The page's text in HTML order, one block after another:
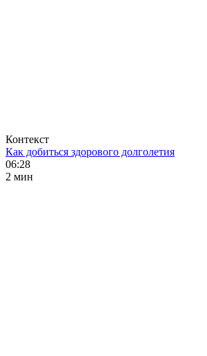
Контекст
Как добиться здорового долголетия
06:28
2 мин